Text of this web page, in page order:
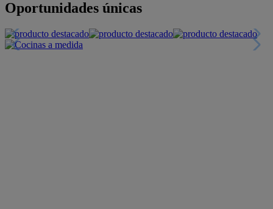
Oportunidades únicas